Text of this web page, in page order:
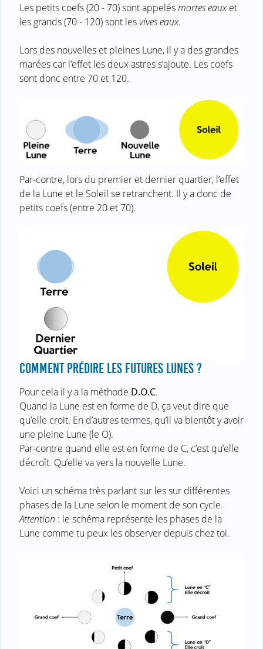
Les petits coefs (20 - 70) sont appelésmortes eauxet
les grands (70 - 120) sont lesvives eaux.
Lors des nouvelles et pleines Lune, il y a des grandes
marées car l’effet les deux astres s’ajoute. Les coefs
sont donc entre 70 et 120.
Par-contre, lors du premier et dernier quartier, l’effet
de la Lune et le Soleil se retranchent. Il y a donc de
petits coefs (entre 20 et 70).
COMMENT PRÉDIRE LES FUTURES LUNES ?
Pour cela il y a la méthode D.O.C.
Quand la Lune est en forme de D, ça veut dire que
qu’elle croit. En d’autres termes, qu’il va bientôt y avoir
une pleine Lune (le O).
Par-contre quand elle est en forme de C, c’est qu’elle
décroît. Qu’elle va vers la nouvelle Lune.
Voici un schéma très parlant sur les sur différentes
phases de la Lune selon le moment de son cycle.
Attention : le schéma représente les phases de la
Lune comme tu peux les observer depuis chez toi.